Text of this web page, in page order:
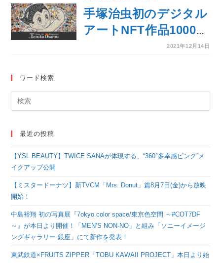
手塚治虫初のデジタル
アートNFT作品1000点
が約1時間で完売！12
NFT「鉄腕アトム」の
オークションが開始！
2021年12月14日
ワード検索
最近の投稿
【YSL BEAUTY】TWICE SANAが体現する、“360°多幸感ピンク”メ
イクアップ公開
【ミスタードーナツ】新TVCM「Mrs. Donut」篇8月7日(金)から放映
開始！
中島裕翔 初の写真展『7okyo color space/東京色空間 ～#COT7DF
～』が本日より開催！「MEN’S NON-NO」と組み「ソニーイメージ
ングギャラリー 銀座」にて新作を発表！
東武鉄道×FRUITS ZIPPER「TOBU KAWAII PROJECT」本日より始